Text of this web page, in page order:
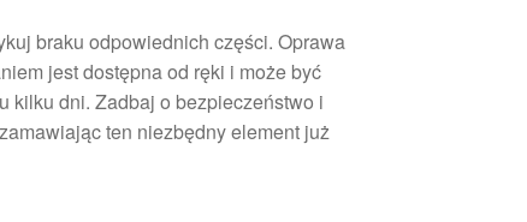
braku odpowiednich części. Oprawa
jest dostępna od ręki i może być
kilku dni. Zadbaj o bezpieczeństwo i
ten niezbędny element już